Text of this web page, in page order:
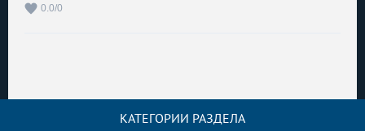
0.0/0
КАТЕГОРИИ РАЗДЕЛА